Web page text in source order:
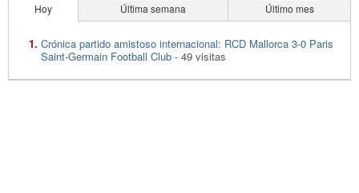
Hoy Última semana Último mes
Crónica partido amistoso internacional: RCD Mallorca 3-0 Paris
Saint-Germain Football Club - 49 visitas